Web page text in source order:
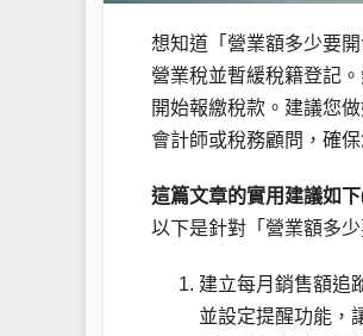
想知道「營業額多少要
營業稅並暫緩稅籍登記
開始報繳稅款。建議您
會計師或稅務顧問，確
這篇文章的實用建議如
以下是針對「營業額多
建立每月銷售額追
並設定提醒功能，